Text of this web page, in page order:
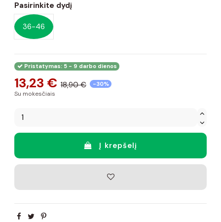
Pasirinkite dydį
36-46
Pristatymas: 5 - 9 darbo dienos
13,23 € 18,90 € -30%
Su mokesčiais
Į krepšelį